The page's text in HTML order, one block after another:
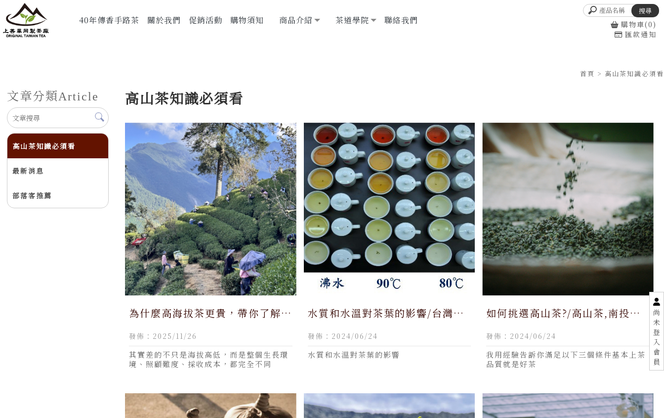
尚
未
登
入
會
員
購物車(0)
匯款通知
40年傳香手路茶 關於我們 促銷活動 購物須知 商品介紹 茶道學院 聯絡我們
首頁 > 高山茶知識必須看
文章分類Article
高山茶知識必須看
最新消息
部落客推薦
高山茶知識必須看
為什麼高海拔茶更貴，帶你了解高
發佈：2025/11/26
其實差的不只是海拔高低，而是整個生長環
境、照顧難度、採收成本，都完全不同
水質和水溫對茶葉的影響/台灣茶,
茶,買台灣茶推薦
發佈：2024/06/24
水質和水溫對茶葉的影響
如何挑選高山茶?/高山茶,南投高
投買高山茶,南投買高山茶推薦
發佈：2024/06/24
我用經驗告訴你滿足以下三個條件基本上茶
品質就是好茶